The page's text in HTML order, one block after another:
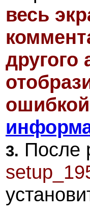
весь
другого
ошибкой
3. После